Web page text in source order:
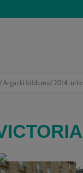
/ Argazki bilduma/ 2014.